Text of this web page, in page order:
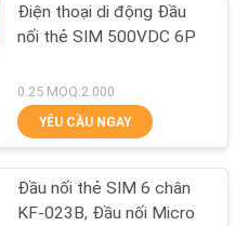
108
Điện thoại di động Đầu
nối thẻ SIM 500VDC 6P
0.25 MOQ:2.000
YÊU CẦU NGAY
Đầu nối thẻ SIM 6 chân
KF-023B, Đầu nối Micro